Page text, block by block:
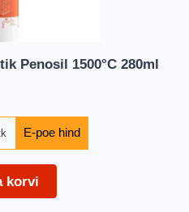
Penosil 1500°C 280ml
korvi